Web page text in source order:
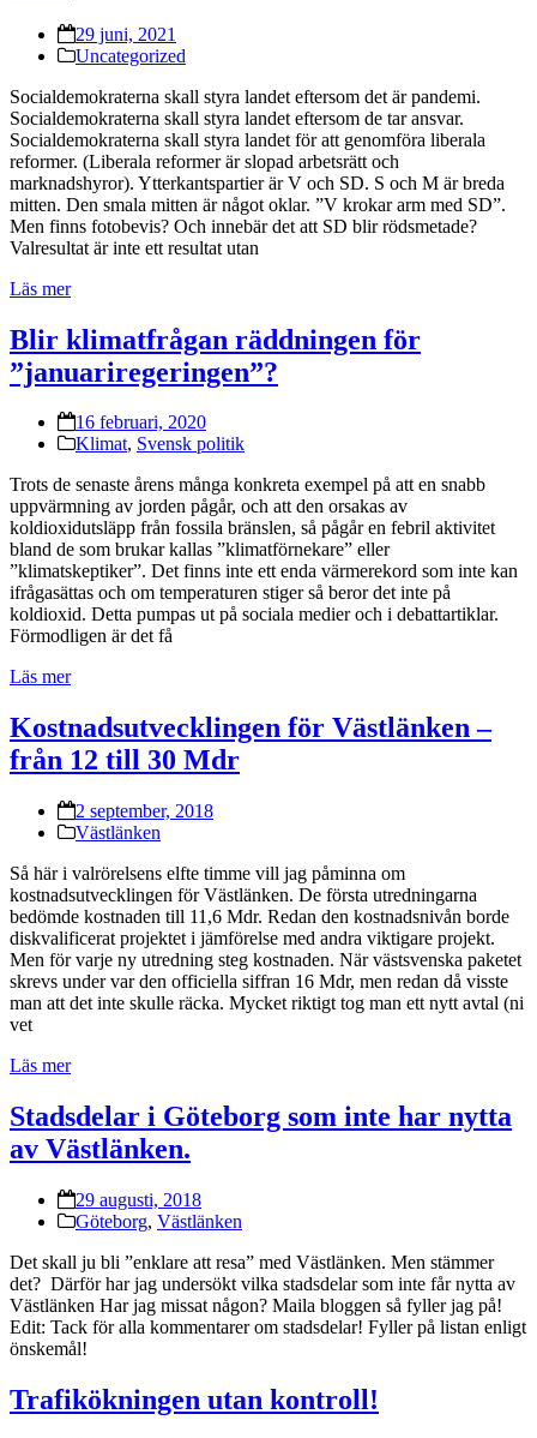
29 juni, 2021
Uncategorized
Socialdemokraterna skall styra landet eftersom det är pandemi.
Socialdemokraterna skall styra landet eftersom de tar ansvar.
Socialdemokraterna skall styra landet för att genomföra liberala
reformer. (Liberala reformer är slopad arbetsrätt och
marknadshyror). Ytterkantspartier är V och SD. S och M är breda
mitten. Den smala mitten är något oklar. ”V krokar arm med SD”.
Men finns fotobevis? Och innebär det att SD blir rödsmetade?
Valresultat är inte ett resultat utan
Läs mer
Blir klimatfrågan räddningen för
”januariregeringen”?
16 februari, 2020
Klimat, Svensk politik
Trots de senaste årens många konkreta exempel på att en snabb
uppvärmning av jorden pågår, och att den orsakas av
koldioxidutsläpp från fossila bränslen, så pågår en febril aktivitet
bland de som brukar kallas ”klimatförnekare” eller
”klimatskeptiker”. Det finns inte ett enda värmerekord som inte kan
ifrågasättas och om temperaturen stiger så beror det inte på
koldioxid. Detta pumpas ut på sociala medier och i debattartiklar.
Förmodligen är det få
Läs mer
Kostnadsutvecklingen för Västlänken –
från 12 till 30 Mdr
2 september, 2018
Västlänken
Så här i valrörelsens elfte timme vill jag påminna om
kostnadsutvecklingen för Västlänken. De första utredningarna
bedömde kostnaden till 11,6 Mdr. Redan den kostnadsnivån borde
diskvalificerat projektet i jämförelse med andra viktigare projekt.
Men för varje ny utredning steg kostnaden. När västsvenska paketet
skrevs under var den officiella siffran 16 Mdr, men redan då visste
man att det inte skulle räcka. Mycket riktigt tog man ett nytt avtal (ni
vet
Läs mer
Stadsdelar i Göteborg som inte har nytta
av Västlänken.
29 augusti, 2018
Göteborg, Västlänken
Det skall ju bli ”enklare att resa” med Västlänken. Men stämmer
det? Därför har jag undersökt vilka stadsdelar som inte får nytta av
Västlänken Har jag missat någon? Maila bloggen så fyller jag på!
Edit: Tack för alla kommentarer om stadsdelar! Fyller på listan enligt
önskemål!
Trafikökningen utan kontroll!